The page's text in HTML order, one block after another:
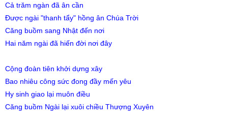
Cả trăm ngàn đã ân cần
Được ngài "thanh tẩy" hồng ân Chúa Trời
Căng buồm sang Nhật đến nơi
Hai năm ngài đã hiến đời nơi đây
Cộng đoàn tiên khởi dựng xây
Bao nhiêu công sức đong đầy mến yêu
Hy sinh giao lại muôn điều
Căng buồm Ngài lại xuôi chiều Thượng Xuyên